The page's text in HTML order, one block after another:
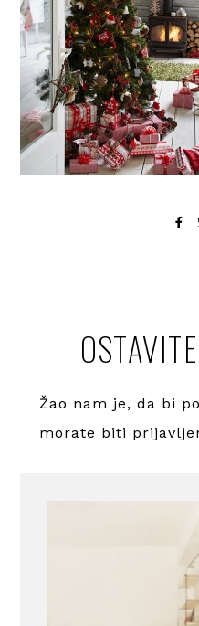
Žao nam je, da bi
morate biti